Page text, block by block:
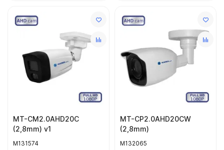
MT-CM2.0AHD20C
(2,8mm) v1
M131574
MT-CP2.0AHD20CW
(2,8mm)
M132065